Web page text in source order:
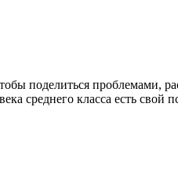
поделиться проблемами,
среднего класса есть свой